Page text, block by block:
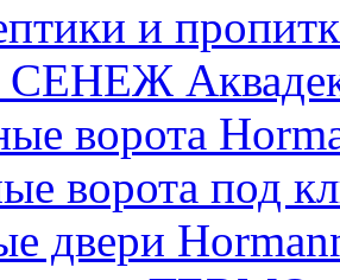
и
ворота
ворота под
двери